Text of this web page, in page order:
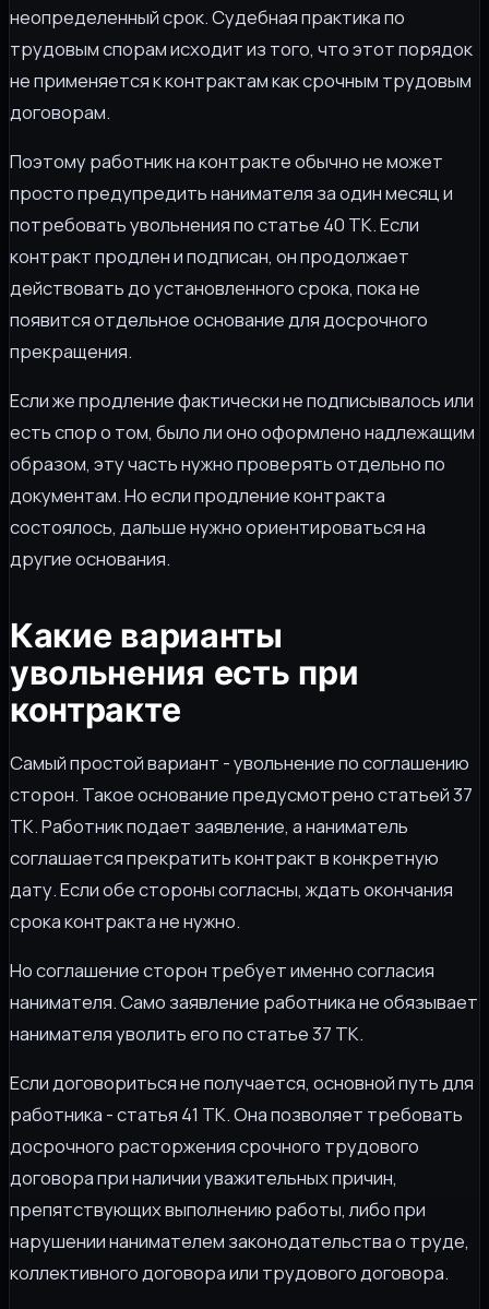
неопределенный срок. Судебная практика по
трудовым спорам исходит из того, что этот порядок
не применяется к контрактам как срочным трудовым
договорам.
Поэтому работник на контракте обычно не может
просто предупредить нанимателя за один месяц и
потребовать увольнения по статье 40 ТК. Если
контракт продлен и подписан, он продолжает
действовать до установленного срока, пока не
появится отдельное основание для досрочного
прекращения.
Если же продление фактически не подписывалось или
есть спор о том, было ли оно оформлено надлежащим
образом, эту часть нужно проверять отдельно по
документам. Но если продление контракта
состоялось, дальше нужно ориентироваться на
другие основания.
Какие варианты
увольнения есть при
контракте
Самый простой вариант - увольнение по соглашению
сторон. Такое основание предусмотрено статьей 37
ТК. Работник подает заявление, а наниматель
соглашается прекратить контракт в конкретную
дату. Если обе стороны согласны, ждать окончания
срока контракта не нужно.
Но соглашение сторон требует именно согласия
нанимателя. Само заявление работника не обязывает
нанимателя уволить его по статье 37 ТК.
Если договориться не получается, основной путь для
работника - статья 41 ТК. Она позволяет требовать
досрочного расторжения срочного трудового
договора при наличии уважительных причин,
препятствующих выполнению работы, либо при
нарушении нанимателем законодательства о труде,
коллективного договора или трудового договора.